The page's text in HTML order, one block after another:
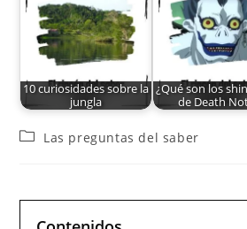
10 curiosidades sobre la
jungla
¿Qué son los
de Death
Las preguntas del saber